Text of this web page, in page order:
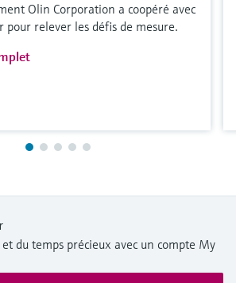
Olin Corporation a coopéré avec
pour relever les défis de mesure.
du temps précieux avec un compte My